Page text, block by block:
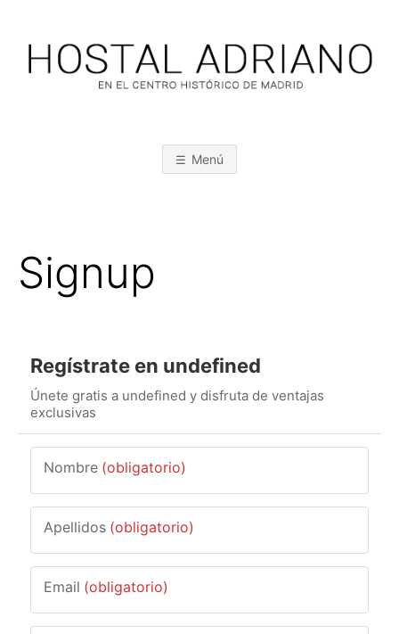
contenido
O
A
D
I
A
N
Menú
Signup
Regístrate en undefined
Únete gratis a undefined y disfruta de ventajas
exclusivas
Nombre (obligatorio)
Apellidos (obligatorio)
Email (obligatorio)